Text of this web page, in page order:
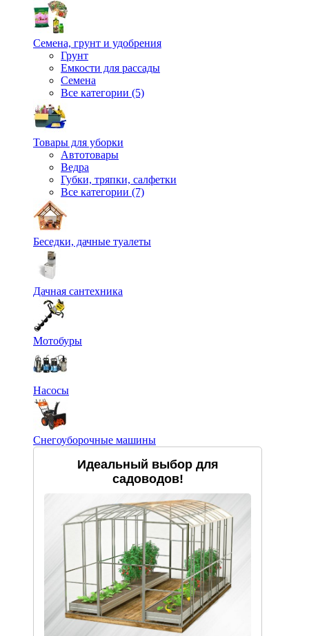
Семена, грунт и удобрения
Грунт
Емкости для рассады
Семена
Все категории (5)
Товары для уборки
Автотовары
Ведра
Губки, тряпки, салфетки
Все категории (7)
Беседки, дачные туалеты
Дачная сантехника
Мотобуры
Насосы
Снегоуборочные машины
Идеальный выбор для
садоводов!